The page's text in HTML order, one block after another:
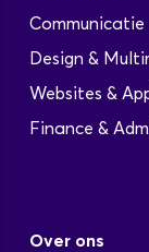
Communicatie
Design &
Websites &
Finance &
Over ons